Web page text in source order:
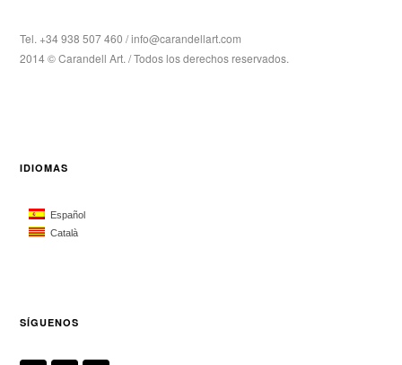
Tel. +34 938 507 460 / info@carandellart.com
2014 © Carandell Art. / Todos los derechos reservados.
IDIOMAS
Español
Català
SÍGUENOS